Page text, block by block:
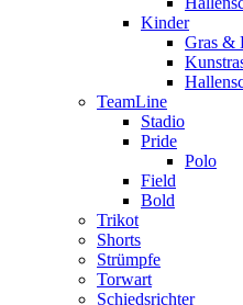
Kinder
Gras &
TeamLine
Stadio
Pride
Polo
Field
Bold
Trikot
Shorts
Strümpfe
Torwart
Schiedsrichter